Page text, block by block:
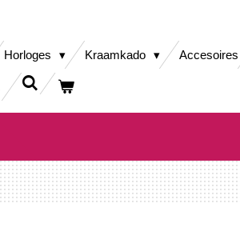
Horloges Kraamkado Accesoires